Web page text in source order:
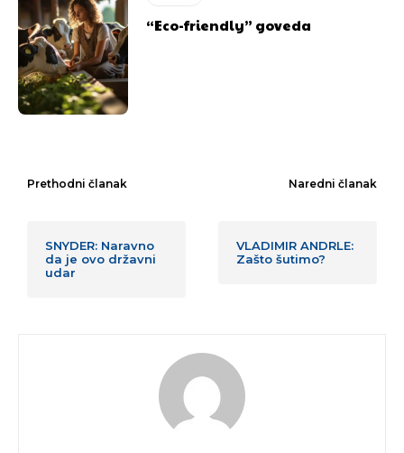
“Eco-friendly” goveda
Prethodni članak
SNYDER: Naravno
da je ovo državni
udar
Naredni članak
VLADIMIR ANDRLE:
Zašto šutimo?